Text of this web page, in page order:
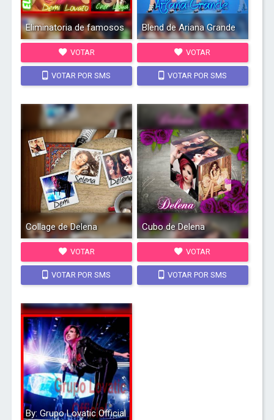
Eliminatoria de famosos
VOTAR
VOTAR POR SMS
Blend de Ariana Grande
VOTAR
VOTAR POR SMS
Collage de Delena
VOTAR
VOTAR POR SMS
Cubo de Delena
VOTAR
VOTAR POR SMS
By: Grupo Lovatic Official